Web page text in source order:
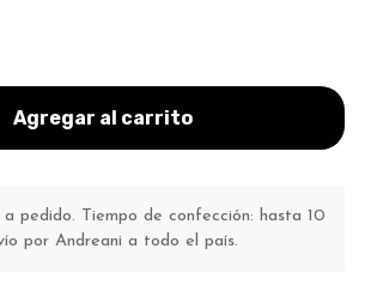
Agregar al carrito
a pedido. Tiempo de confección: hasta 10
por Andreani a todo el país.